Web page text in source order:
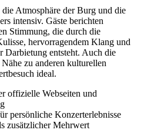
Atmosphäre der Burg und die
intensiv. Gäste berichten
Stimmung, die durch die
hervorragendem Klang und
Darbietung entsteht. Auch die
zu anderen kulturellen
ideal.
offizielle Webseiten und
persönliche Konzerterlebnisse
zusätzlicher Mehrwert